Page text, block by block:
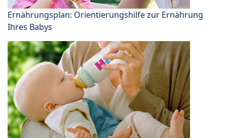
Ernährungsplan: Orientierungshilfe zur Ernährung
Ihres Babys